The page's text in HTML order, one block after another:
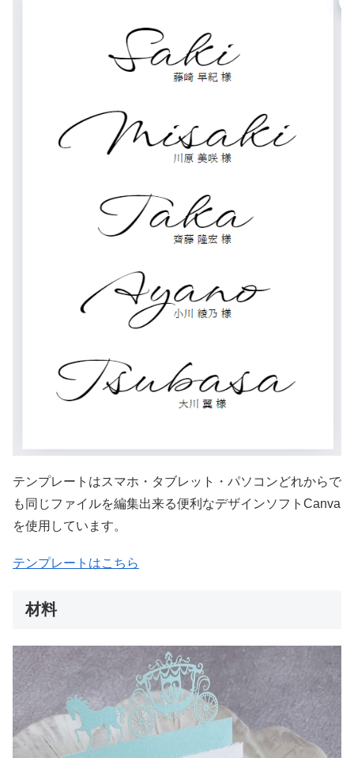
テンプレートはスマホ・タブレット・パソコンどれからで
も同じファイルを編集出来る便利なデザインソフトCanva
を使用しています。
テンプレートはこちら
材料